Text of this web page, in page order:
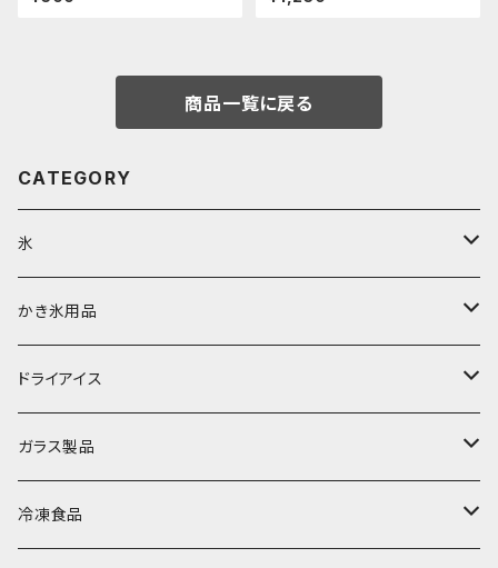
商品一覧に戻る
CATEGORY
氷
富士天然水の氷
丸氷
直径70mm
直径65mm
角氷
砕氷
かき氷用品
かき氷シロップ
無果汁1.8Lパック
無果汁1Lパック
かき氷機・かき氷器
かき氷カップ
ドライアイス
ドライアイス3ｋｇ
ドライアイス4ｋｇ
ガラス製品
オンザロック・グラス
冷凍食品